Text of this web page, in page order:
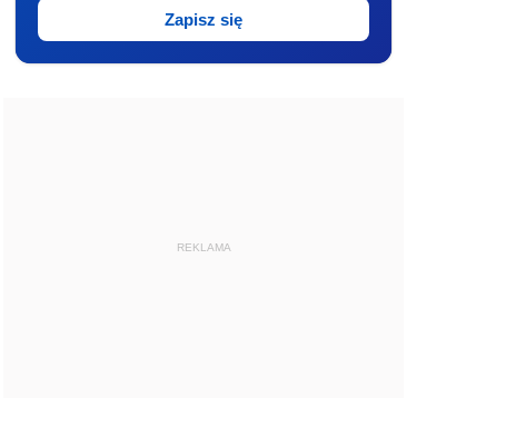
Zapisz się
REKLAMA